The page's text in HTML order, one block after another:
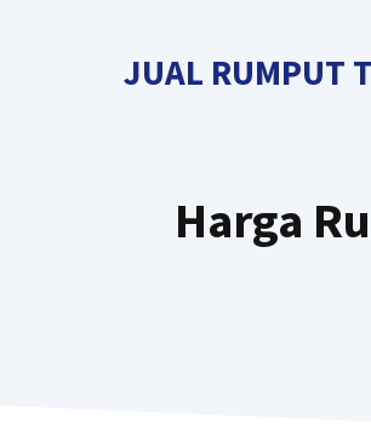
JUAL RUMPUT
Harga